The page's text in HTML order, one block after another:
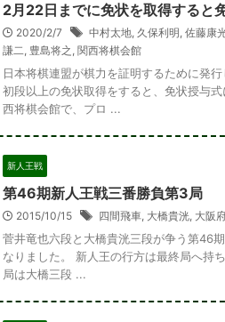
2月22日までに免状を取得すると
2020/2/7 中村太地, 久保利明, 佐藤康
謙二, 豊島将之 , 関西将棋会館
日本将棋連盟が棋力を証明するために発
初段以上の免状取得をすると、免状授与
西将棋会館で、プロ ...
新人王戦
第46期新人王戦三番勝負第3局
2015/10/15 四間飛車, 大橋貴洸, 大阪
菅井竜也六段と大橋貴洸三段が争う第46
なりました。 新人王の行方は最終局へ持
局は大橋三段 ...